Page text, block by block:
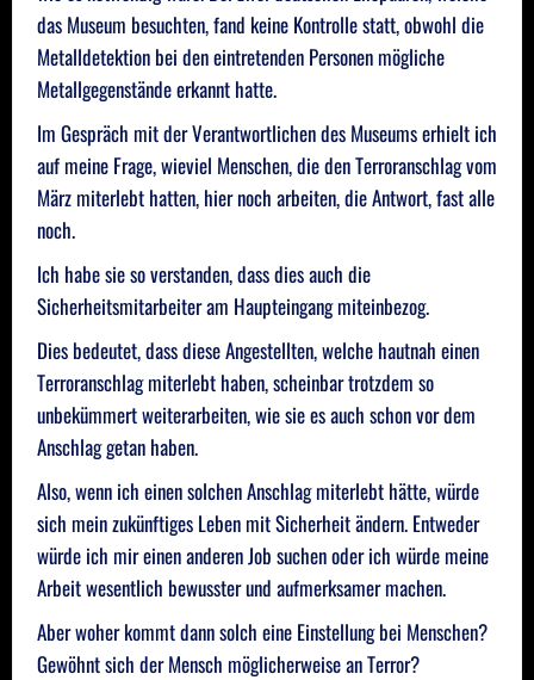
das Museum besuchten, fand keine Kontrolle statt, obwohl die
Metalldetektion bei den eintretenden Personen mögliche
Metallgegenstände erkannt hatte.
Im Gespräch mit der Verantwortlichen des Museums erhielt ich
auf meine Frage, wieviel Menschen, die den Terroranschlag vom
März miterlebt hatten, hier noch arbeiten, die Antwort, fast alle
noch.
Ich habe sie so verstanden, dass dies auch die
Sicherheitsmitarbeiter am Haupteingang miteinbezog.
Dies bedeutet, dass diese Angestellten, welche hautnah einen
Terroranschlag miterlebt haben, scheinbar trotzdem so
unbekümmert weiterarbeiten, wie sie es auch schon vor dem
Anschlag getan haben.
Also, wenn ich einen solchen Anschlag miterlebt hätte, würde
sich mein zukünftiges Leben mit Sicherheit ändern. Entweder
würde ich mir einen anderen Job suchen oder ich würde meine
Arbeit wesentlich bewusster und aufmerksamer machen.
Aber woher kommt dann solch eine Einstellung bei Menschen?
Gewöhnt sich der Mensch möglicherweise an Terror?